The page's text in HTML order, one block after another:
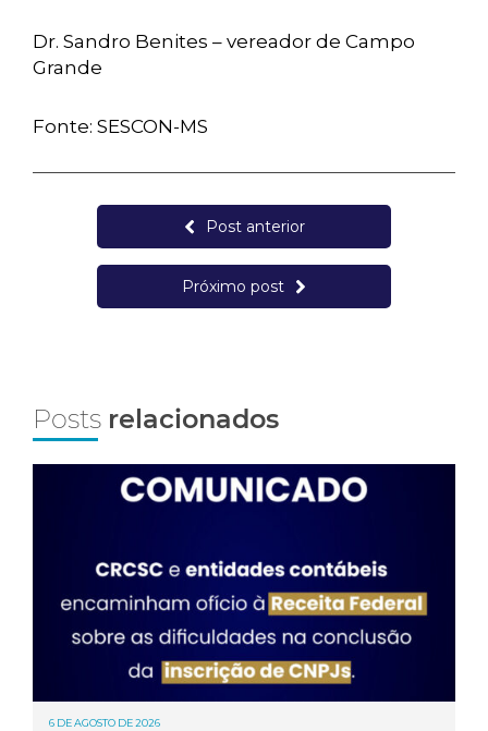
Dr. Sandro Benites – vereador de Campo
Grande
Fonte: SESCON-MS
Post anterior
Próximo post
Posts relacionados
6 DE AGOSTO DE 2026